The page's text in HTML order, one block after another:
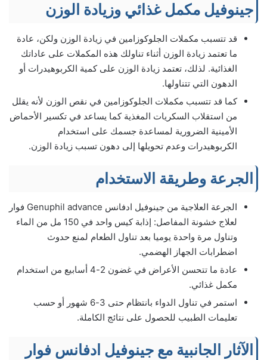
جينوفيل مكمل غذائي وزيادة الوزن
قد تتسبب مكملات الجلوكوزامين في زيادة الوزن ولكن، عادة
ما تعتمد زيادة الوزن أثناء تناولك هذه المكملات على عاداتك
الغذائية. لذلك، تعتمد زيادة الوزن على كمية الكربوهيدرات أو
الدهون التي تتناولها.
كما قد تتسبب مكملات الجلوكوزامين في نقص الوزن لأنه يقلل
من استقلاب السكريات المغذية كما يساعد في تكسير الأحماض
الأمينية الضرورية لمساعدة جسمك على استخدام
الكربوهيدرات وعدم تحويلها إلى دهون تسبب زيادة الوزن.
الجرعة وطريقة الاستخدام
الجرعة العلاجية من جينوفيل ادفانس Genuphil advance فوار
لعلاج خشونة المفاصل: إذابة كيس واحد في 150 مل من الماء
وتناول مرة واحدة يوميا بعد تناول الطعام لمنع حدوث
اضطرابات الجهاز الهضمي.
عادة ما تتحسن الأعراض في غضون 2-4 أسابيع من استخدام
مكمل غذائي.
استمر في تناول الدواء بانتظام حتى 3-6 شهور أو حسب
تعليمات الطبيب للحصول على نتائج الكاملة.
الآثار الجانبية مع جينوفيل ادفانس فوار